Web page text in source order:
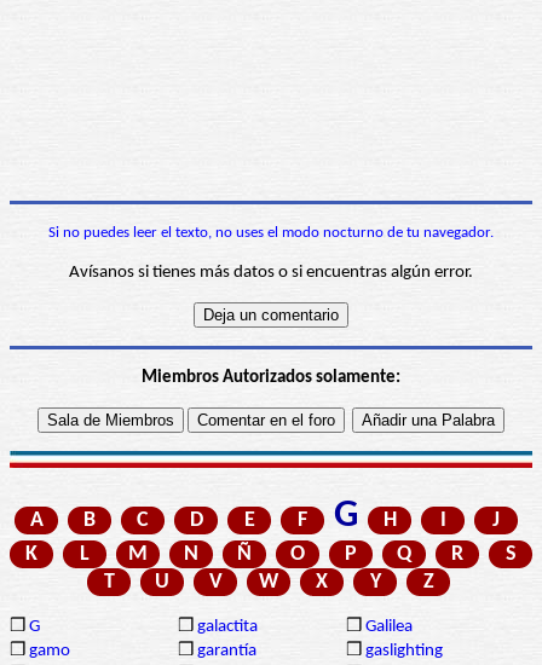
Si no puedes leer el texto, no uses el modo nocturno de tu navegador.
Avísanos si tienes más datos o si encuentras algún error.
Miembros Autorizados solamente:
A B C D E F G H I
J
K
L M N Ñ O P Q R
S
T
U V W X Y Z
❒ G ❒ galactita ❒ Galilea
❒ gamo ❒ garantía ❒ gaslighting